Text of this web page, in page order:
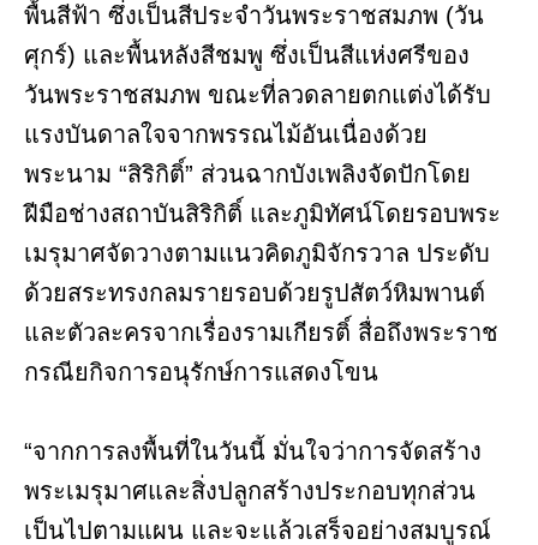
พื้นสีฟ้า ซึ่งเป็นสีประจำวันพระราชสมภพ (วัน
ศุกร์) และพื้นหลังสีชมพู ซึ่งเป็นสีแห่งศรีของ
วันพระราชสมภพ ขณะที่ลวดลายตกแต่งได้รับ
แรงบันดาลใจจากพรรณไม้อันเนื่องด้วย
พระนาม “สิริกิติ์” ส่วนฉากบังเพลิงจัดปักโดย
ฝีมือช่างสถาบันสิริกิติ์ และภูมิทัศน์โดยรอบพระ
เมรุมาศจัดวางตามแนวคิดภูมิจักรวาล ประดับ
ด้วยสระทรงกลมรายรอบด้วยรูปสัตว์หิมพานต์
และตัวละครจากเรื่องรามเกียรติ์ สื่อถึงพระราช
กรณียกิจการอนุรักษ์การแสดงโขน
“จากการลงพื้นที่ในวันนี้ มั่นใจว่าการจัดสร้าง
พระเมรุมาศและสิ่งปลูกสร้างประกอบทุกส่วน
เป็นไปตามแผน และจะแล้วเสร็จอย่างสมบูรณ์